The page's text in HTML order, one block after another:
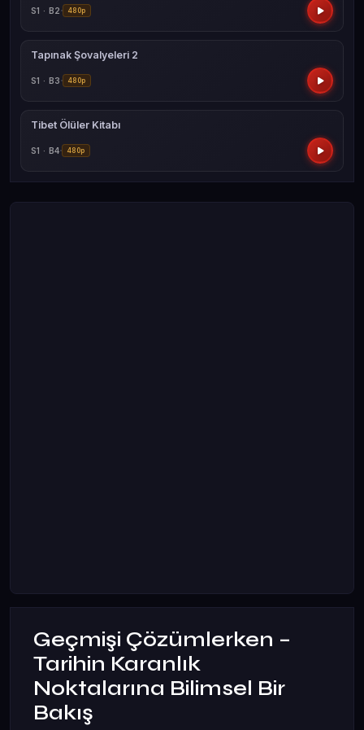
S1 · B2 480p
Tapınak Şovalyeleri 2
S1 · B3 480p
Tibet Ölüler Kitabı
S1 · B4 480p
Geçmişi Çözümlerken –
Tarihin Karanlık
Noktalarına Bilimsel Bir
Bakış